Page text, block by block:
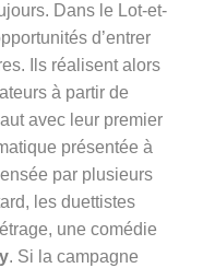
Dans le Lot-et-
d’entrer
Ils réalisent alors
à partir de
avec leur premier
présentée à
par plusieurs
les duettistes
une comédie
. Si la campagne